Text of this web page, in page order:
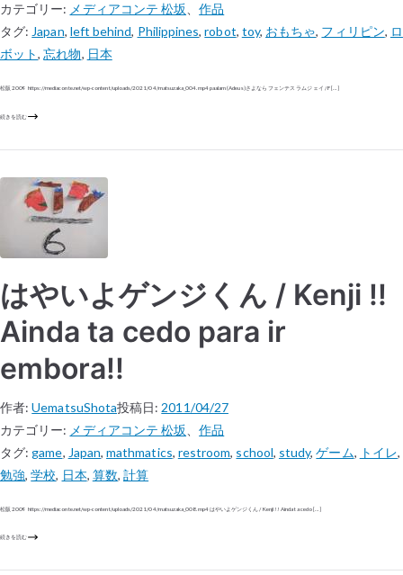
カテゴリー: メディアコンテ 松坂 、作品
タグ: Japan, left behind, Philippines,robot, toy, おもちゃ, フィリピン, ロ
ボット,忘れ物, 日本
松阪 2009 https://mediaconte.net/wp-content/uploads/2021/04/matsuzaka_004.mp4 paalam (Adeus)さよなら フェンテス ラムジェイ / F […]
続きを読む
はやいよゲンジくん / Kenji !!
Ainda ta cedo para ir
embora!!
作者:UematsuShota投稿日: 2011/04/27
カテゴリー: メディアコンテ 松坂 、作品
タグ:game, Japan,mathmatics, restroom, school, study,ゲーム, トイレ,
勉強,学校, 日本, 算数, 計算
松阪 2009 https://mediaconte.net/wp-content/uploads/2021/04/matsuzaka_008.mp4 はやいよゲンジくん / Kenji !! Ainda ta cedo […]
続きを読む